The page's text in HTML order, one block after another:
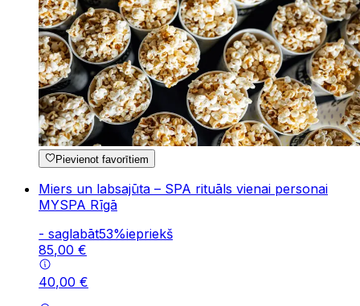
Pievienot favorītiem
Miers un labsajūta – SPA rituāls vienai personai
MYSPA Rīgā
- saglabāt53%iepriekš
85,00 €
40,00 €